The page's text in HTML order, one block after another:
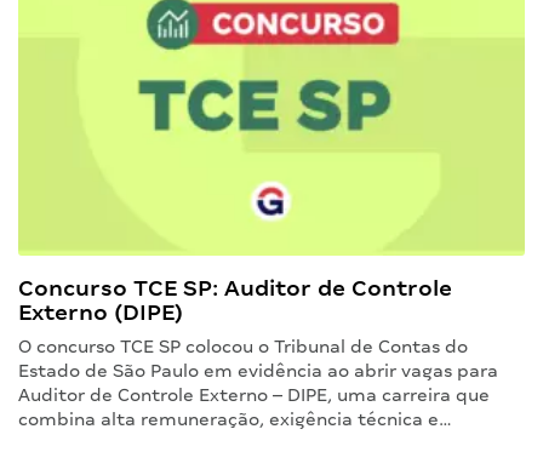
Concurso TCE SP: Auditor de Controle
Externo (DIPE)
O concurso TCE SP colocou o Tribunal de Contas do
Estado de São Paulo em evidência ao abrir vagas para
Auditor de Controle Externo – DIPE, uma carreira que
combina alta remuneração, exigência técnica e…